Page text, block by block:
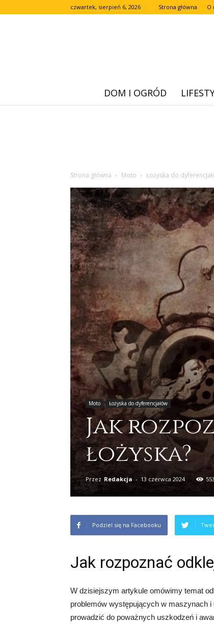
czwartek, sierpień 6, 2026 Strona główna O
DOM I OGRÓD
Strona główna Moto Łożyska do
Moto Łożyska do dyferencjałów
Jak
łożyska?
Przez Redakcja - 13 czerwca 2024 553
Podziel się na Facebooku
Jak rozpoznać
W dzisiejszym artykule omówimy temat
problemów występujących w maszynach
prowadzić do poważnych uszkodzeń i